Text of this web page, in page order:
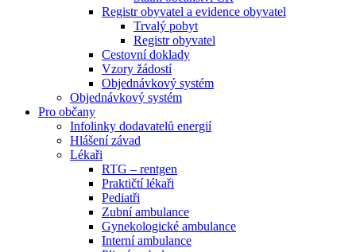
Registr obyvatel a evidence obyvatel
Trvalý pobyt
Registr obyvatel
Cestovní doklady
Vzory žádostí
Objednávkový systém
Objednávkový systém
Pro občany
Infolinky dodavatelů energií
Hlášení závad
Lékaři
RTG – rentgen
Praktičtí lékaři
Pediatři
Zubní ambulance
Gynekologické ambulance
Interní ambulance